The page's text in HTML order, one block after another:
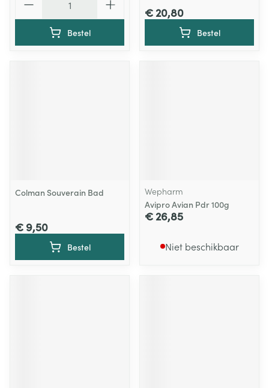
Bestel
€ 20,80
Bestel
Colman Souverain Bad
€ 9,50
Bestel
Wepharm
Avipro Avian Pdr 100g
€ 26,85
Niet beschikbaar